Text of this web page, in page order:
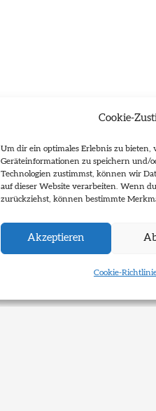
Cookie-
Um dir ein optimales Erlebnis zu bieten,
Geräteinformationen zu speichern und/
Technologien zustimmst, können wir
auf dieser Website verarbeiten. Wenn
zurückziehst, können bestimmte
Akzeptieren
Cookie-